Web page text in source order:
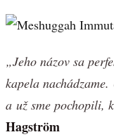
„Jeho názov sa
kapela
a už sme pochopili,
Hagström